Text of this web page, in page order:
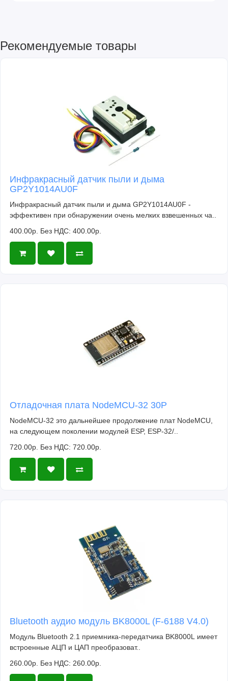
Рекомендуемые товары
Инфракрасный датчик пыли и дыма
GP2Y1014AU0F
Инфракрасный датчик пыли и дыма GP2Y1014AU0F -
эффективен при обнаружении очень мелких взвешенных ча..
400.00р. Без НДС: 400.00р.
Отладочная плата NodeMCU-32 30P
NodeMCU-32 это дальнейшее продолжение плат NodeMCU,
на следующем поколении модулей ESP, ESP-32/..
720.00р. Без НДС: 720.00р.
Bluetooth аудио модуль BK8000L (F-6188 V4.0)
Модуль Bluetooth 2.1 приемника-передатчика BK8000L имеет
встроенные АЦП и ЦАП преобразоват..
260.00р. Без НДС: 260.00р.